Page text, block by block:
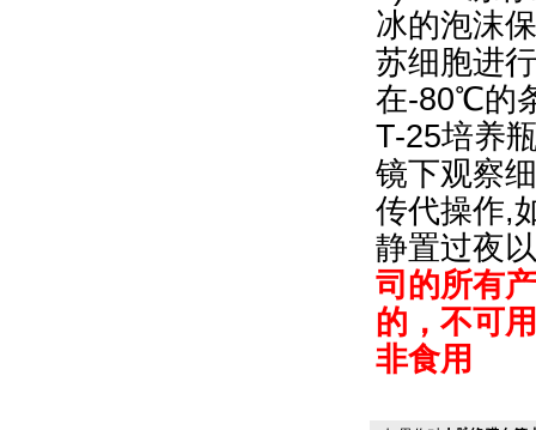
冰的泡沫
苏细胞进
在-80℃的
T-25培养
镜下观察
传代操作,
静置过夜
司的所有
的，不可
非食用